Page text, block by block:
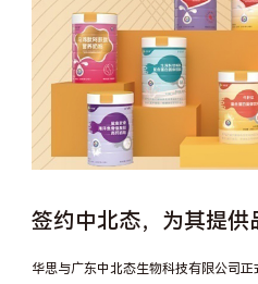
签约中北态，为其提供
华思与广东中北态生物科技有限公司